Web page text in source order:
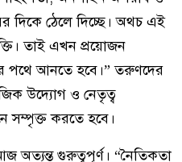
দিকে ঠেলে দিচ্ছে। অথচ এই
তাই এখন প্রয়োজন
পথে আনতে হবে।” তরুণদের
উদ্যোগ ও নেতৃত্ব
সম্পৃক্ত করতে হবে।
অত্যন্ত গুরুত্বপূর্ণ। “নৈতিকতা